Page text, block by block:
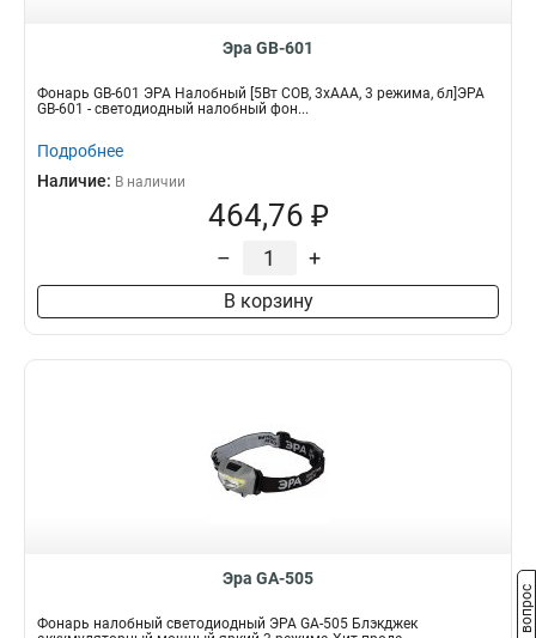
Эра GB-601
Фонарь GB-601 ЭРА Налобный [5Вт COB, 3хААА, 3 режима, бл]ЭРА
GB-601 - светодиодный налобный фон...
Подробнее
Наличие: В наличии
464,76 ₽
– +
В корзину
Эра GA-505
Фонарь налобный светодиодный ЭРА GA-505 Блэкджек